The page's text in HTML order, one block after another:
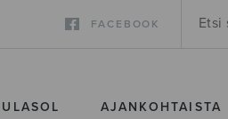
FACEBOOK
AJANKOHTAISTA